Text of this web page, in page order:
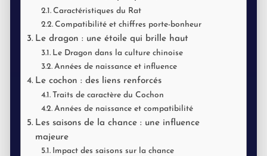
Caractéristiques du Rat
Compatibilité et chiffres porte-bonheur
Le dragon : une étoile qui brille haut
Le Dragon dans la culture chinoise
Années de naissance et influence
Le cochon : des liens renforcés
Traits de caractère du Cochon
Années de naissance et compatibilité
Les saisons de la chance : une influence
majeure
Impact des saisons sur la chance